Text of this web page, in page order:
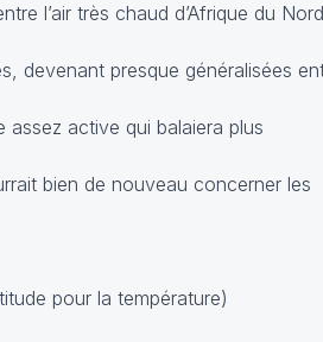
l’air très chaud d’Afrique du Nord
devenant presque généralisées
assez active qui balaiera plus
bien de nouveau concerner les
pour la température)